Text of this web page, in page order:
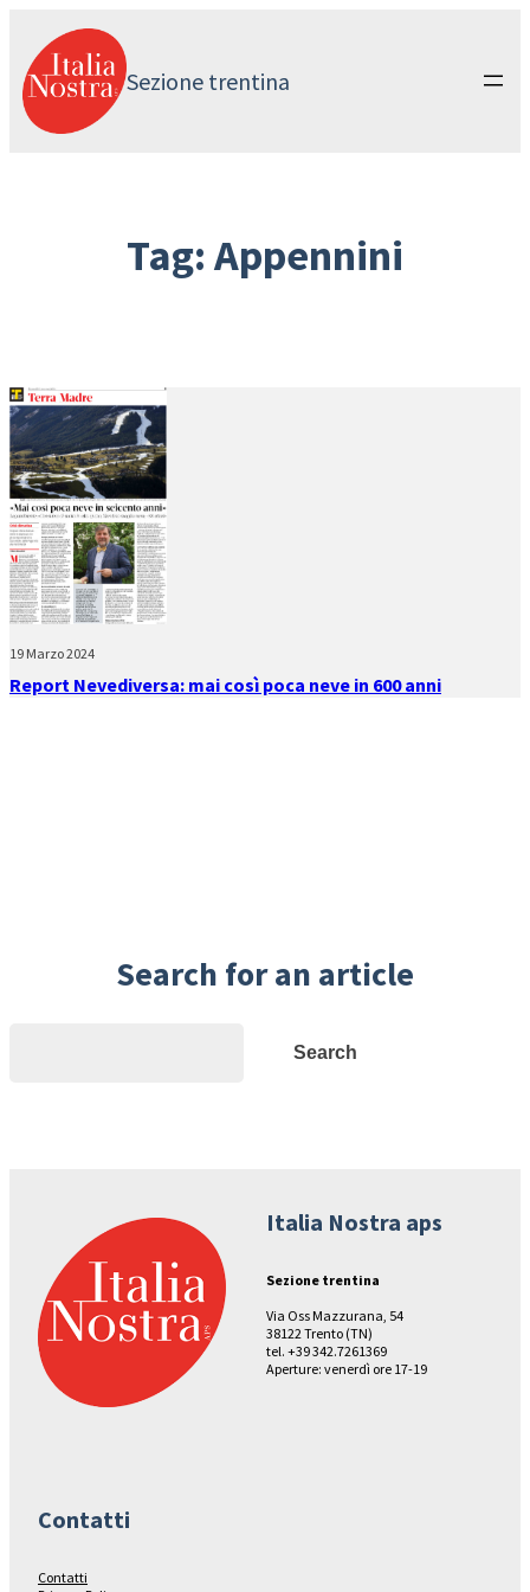
contenuto
Sezione trentina
Tag: Appennini
19 Marzo 2024
Report Nevediversa: mai così poca neve in 600 anni
Search for an article
Search
Italia Nostra aps
Sezione trentina
Via Oss Mazzurana, 54
38122 Trento (TN)
tel. +39 342.7261369
Aperture: venerdì ore 17-19
Contatti
Contatti